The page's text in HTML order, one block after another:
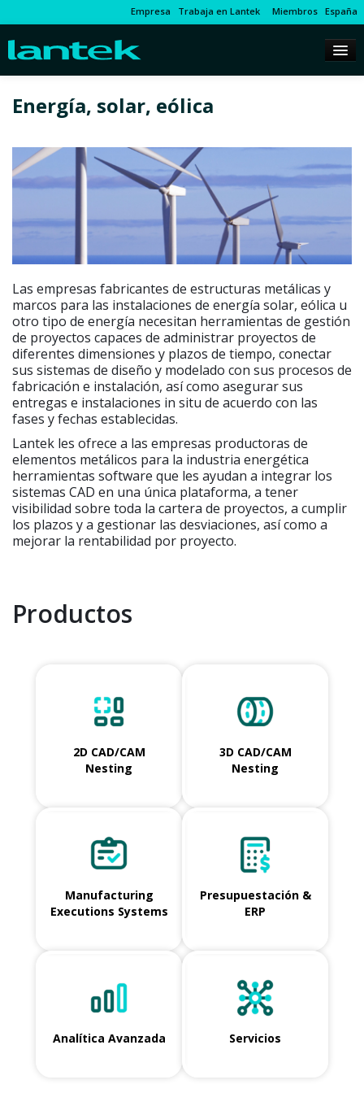
Empresa Trabaja en Lantek Miembros España
Energía, solar, eólica
Las empresas fabricantes de estructuras metálicas y
marcos para las instalaciones de energía solar, eólica u
otro tipo de energía necesitan herramientas de gestión
de proyectos capaces de administrar proyectos de
diferentes dimensiones y plazos de tiempo, conectar
sus sistemas de diseño y modelado con sus procesos de
fabricación e instalación, así como asegurar sus
entregas e instalaciones in situ de acuerdo con las
fases y fechas establecidas.
Lantek les ofrece a las empresas productoras de
elementos metálicos para la industria energética
herramientas software que les ayudan a integrar los
sistemas CAD en una única plataforma, a tener
visibilidad sobre toda la cartera de proyectos, a cumplir
los plazos y a gestionar las desviaciones, así como a
mejorar la rentabilidad por proyecto.
Productos
2D CAD/CAM
Nesting
3D CAD/CAM
Nesting
Manufacturing
Executions Systems
Presupuestación &
ERP
Analítica Avanzada Servicios